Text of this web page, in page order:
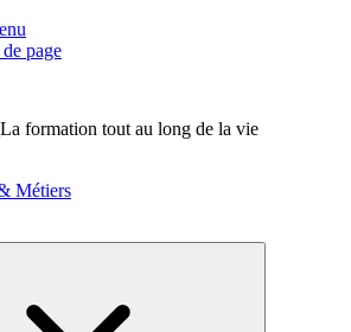
page
La formation tout au long de la vie
Métiers